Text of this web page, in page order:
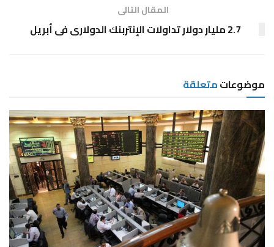
المقال التالى
2.7 مليار دولار تداولات الإنتربنك الدولارى فى أبريل
موضوعاتمتعلقة